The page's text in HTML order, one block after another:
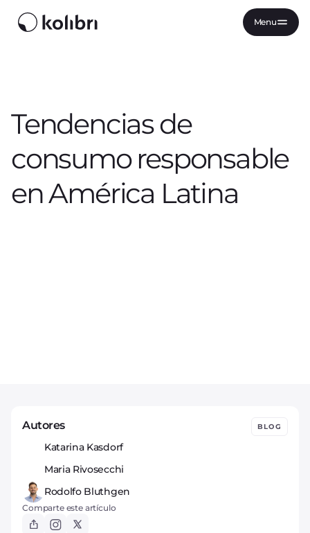
Menu
Tendencias de
consumo responsable
en América Latina
Autores BLOG
Katarina Kasdorf
Maria Rivosecchi
Rodolfo Bluthgen
Comparte este artículo